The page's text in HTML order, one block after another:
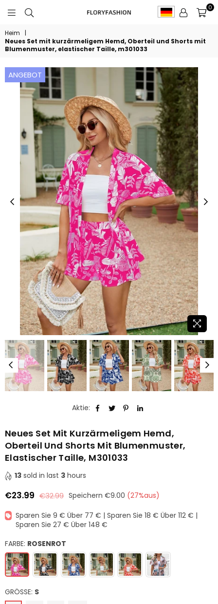
FLORYFASHION
0
Heim
|
Neues Set mit kurzärmeligem Hemd, Oberteil und Shorts mit
Blumenmuster, elastischer Taille, m301033
ANGEBOT
Aktie:
Neues Set Mit Kurzärmeligem Hemd,
Oberteil Und Shorts Mit Blumenmuster,
Elastischer Taille, M301033
13 sold in last 3 hours
Normaler
Preis
€23.99 €32.99 Speichern €9.00 (27%aus)
Sparen Sie 9 € Über 77 € | Sparen Sie 18 € Über 112 € |
Sparen Sie 27 € Über 148 €
FARBE: ROSENROT
GRÖSSE: S